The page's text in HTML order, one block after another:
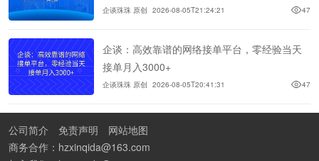
企谈珠珠 原创 2026-08-05T21:24:21 47
企谈：高效靠谱的网络接单平台，零经验当天
接单月入3000+
企谈珠珠 原创 2026-08-05T20:41:31 47
公司简介 免责声明
网站地图
商务合作：hzxinqida@163.com